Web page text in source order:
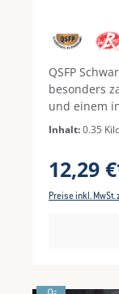
QSFP
besonders
und einem
Wildgeflügel
gilt in
Ideal zum
– perfekt für
Inhalt:0.35
12,29
Preise inkl.